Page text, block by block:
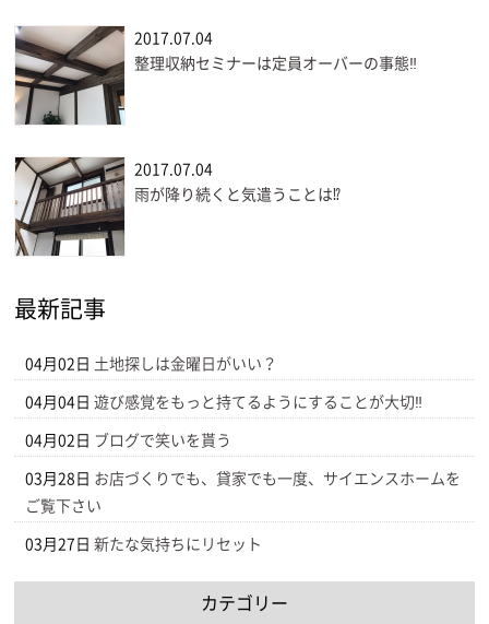
2017.07.04
整理収納セミナーは定員オーバーの事態‼
2017.07.04
雨が降り続くと気遣うことは⁉
最新記事
04月02日 土地探しは金曜日がいい？
04月04日 遊び感覚をもっと持てるようにすることが大切‼
04月02日 ブログで笑いを貰う
03月28日 お店づくりでも、貸家でも一度、サイエンスホームを
ご覧下さい
03月27日 新たな気持ちにリセット
カテゴリー